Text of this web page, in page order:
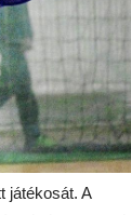
játékosát. A